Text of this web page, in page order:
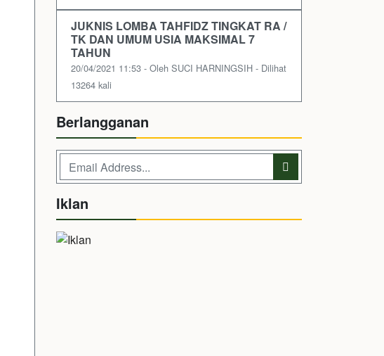
JUKNIS LOMBA TAHFIDZ TINGKAT RA /
TK DAN UMUM USIA MAKSIMAL 7
TAHUN
20/04/2021 11:53 - Oleh SUCI HARNINGSIH - Dilihat
13264 kali
Berlangganan
Iklan